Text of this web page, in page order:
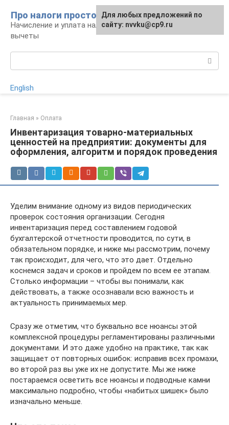
контенту
Про налоги просто
Начисление и уплата налогов, налоговые
вычеты
English
Главная » Оплата
Инвентаризация товарно-материальных
ценностей на предприятии: документы для
оформления, алгоритм и порядок проведения
Уделим внимание одному из видов периодических
проверок состояния организации. Сегодня
инвентаризация перед составлением годовой
бухгалтерской отчетности проводится, по сути, в
обязательном порядке, и ниже мы рассмотрим, почему
так происходит, для чего, что это дает. Отдельно
коснемся задач и сроков и пройдем по всем ее этапам.
Столько информации – чтобы вы понимали, как
действовать, а также осознавали всю важность и
актуальность принимаемых мер.
Сразу же отметим, что буквально все нюансы этой
комплексной процедуры регламентированы различными
документами. И это даже удобно на практике, так как
защищает от повторных ошибок: исправив всех промахи,
во второй раз вы уже их не допустите. Мы же ниже
постараемся осветить все нюансы и подводные камни
максимально подробно, чтобы «набитых шишек» было
изначально меньше.
Для любых предложений по
сайту: nvvku@cp9.ru